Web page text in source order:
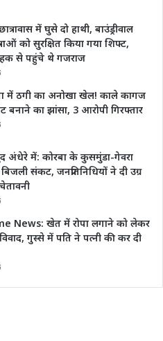
में घुसे दो हाथी, बाउंड्रीवाल
को सुरक्षित किया गया शिफ्ट,
से पहुंचे थे गजराज
में ठगी का अनोखा खेल! काले कागज
बनाने का झांसा, 3 आरोपी गिरफ्तार
अंधेरे में: कोरबा के कुसमुंडा-गेवरा
संकट, जनप्रतिनिधियों ने दी उग्र
News: खेत में रोपा लगाने को लेकर
गुस्से में पति ने पत्नी की कर दी